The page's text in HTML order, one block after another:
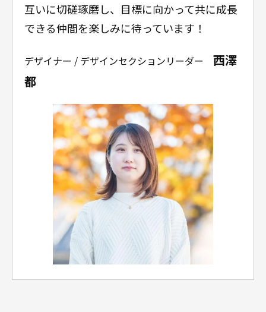
互いに切磋琢磨し、目標に向かって共に成長
できる仲間を楽しみに待っています！
デザイナー / デザインセクションリーダー 西澤
都